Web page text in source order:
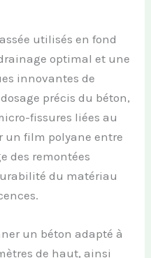
utilisés en fond
optimal et une
innovantes de
précis du béton,
fissures liées au
un film polyane entre
des remontées
du matériau
un béton adapté à
de haut, ainsi